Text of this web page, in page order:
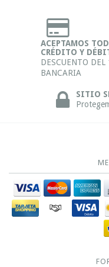
ACEPTAMOS
CRÉDITO Y
DESCUENTO
BANCARIA
SITIO